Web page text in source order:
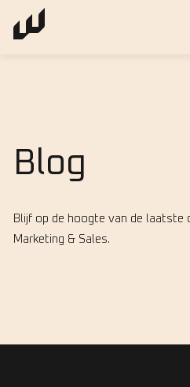
Blog
Blijf op de hoogte van de laatste
Marketing & Sales.